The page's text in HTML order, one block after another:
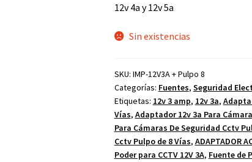
12v 4a y 12v 5a
Sin existencias
SKU: IMP-12V3A + Pulpo 8
Categorías: Fuentes, Seguridad
Etiquetas: 12v 3 amp, 12v 3a,
Vías, Adaptador 12v 3a Para
Para Cámaras De Seguridad Cctv
Cctv Pulpo de 8 Vías, ADAPTADOR
Poder para CCTV 12V 3A, Fuente de